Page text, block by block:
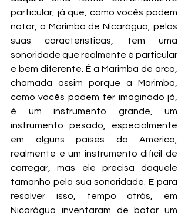
particular, já que, como vocês podem
notar, a Marimba de Nicarágua, pelas
suas características, tem uma
sonoridade que realmente é particular
e bem diferente. É a Marimba de arco,
chamada assim porque a Marimba,
como vocês podem ter imaginado já,
é um instrumento grande, um
instrumento pesado, especialmente
em alguns países da América,
realmente é um instrumento difícil de
carregar, mas ele precisa daquele
tamanho pela sua sonoridade. E para
resolver isso, tempo atrás, em
Nicarágua inventaram de botar um